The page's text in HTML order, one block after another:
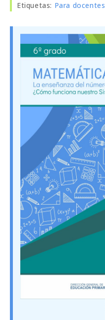
Etiquetas: Para docentes